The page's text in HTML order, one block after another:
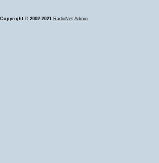
Copyright © 2002-2021 RadioNet Admin